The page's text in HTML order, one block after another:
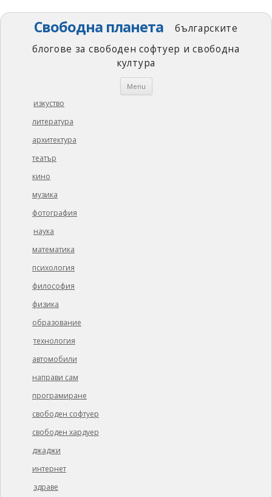
Свободна планета
българските
блогове за свободен софтуер и свободна
култура
Menu Skip
изкуство
литература
архитектура
театър
кино
музика
фотография
наука
математика
психология
философия
физика
образование
технология
автомобили
направи сам
програмиране
свободен софтуер
свободен хардуер
джаджи
интернет
здраве